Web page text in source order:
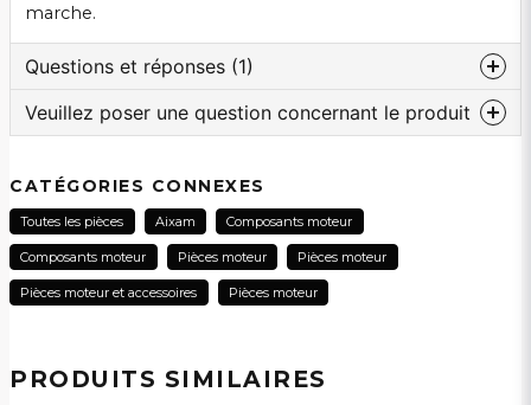
PRODUITS SIMILAIRES
marche.
Questions et réponses (1)
en?
Le magasin a répondu
Tack för din fråga! Detta är ett kit med kolvringar
för 1 cylinder / kolv.
MVH Vincent på SCP Mopedbilsdelar AB
Veuillez poser une question concernant le produit
Veuillez nous contacter au sujet de ce produit...
name
Nom
email
Adresse électronique
CATÉGORIES CONNEXES
Toutes les pièces Aixam Composants moteur
Composants moteur Pièces moteur Pièces moteur
Pièces moteur et accessoires Pièces moteur